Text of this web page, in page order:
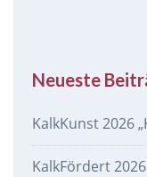
Neueste
KalkKunst 2026
KalkFördert 2026